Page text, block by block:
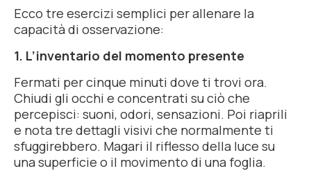
Ecco tre esercizi semplici per allenare la
capacità di osservazione:
1. L’inventario del momento presente
Fermati per cinque minuti dove ti trovi ora.
Chiudi gli occhi e concentrati su ciò che
percepisci: suoni, odori, sensazioni. Poi riaprili
e nota tre dettagli visivi che normalmente ti
sfuggirebbero. Magari il riflesso della luce su
una superficie o il movimento di una foglia.